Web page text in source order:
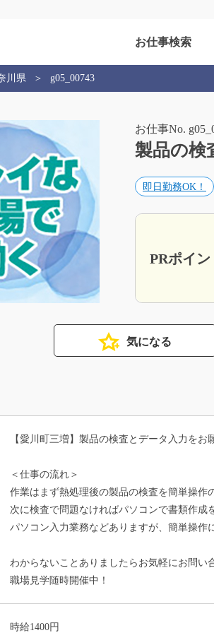
お仕事検索
川県 g05_00743
お仕事No.
製品の検
即日勤務OK！
PRポイン
気になる
【愛川町三増】製品の検査とデータ入力をお
＜仕事の流れ＞
作業はまず熱処理後の製品の検査を簡単操作
次に検査で問題なければパソコンで書類作成
パソコン入力業務などありますが、簡単操作
わからないことありましたらお気軽にお問い
職場見学随時開催中！
時給1400円